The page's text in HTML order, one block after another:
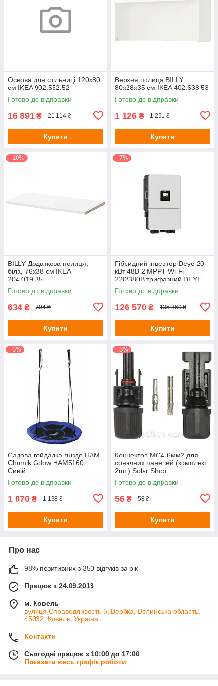
Основа для стільниці 120x80
см IKEA 902.552.52
Готово до відправки
16 891 ₴ 21 114 ₴
Купити
Верхня полиця BILLY
80х28х35 см IKEA 402.638.53
Готово до відправки
1 126 ₴ 1 251 ₴
Купити
–10%
BILLY Додаткова полиця,
біла, 76х38 см IKEA
204.019.35
Готово до відправки
634 ₴ 704 ₴
Купити
–7%
Гібридний інвертор Deye 20
кВт 48В 2 MPPT Wi-Fi
220/380В трифазний DEYE
Готово до відправки
126 570 ₴ 135 369 ₴
Купити
–6%
Садова гойдалка гніздо HAM
Chomik Gdow HAM5160,
Синій
Готово до відправки
1 070 ₴ 1 138 ₴
Купити
–3%
Коннектор MC4-6мм2 для
сонячних панелей (комплект
2шт.) Solar Shop
Готово до відправки
56 ₴ 58 ₴
Купити
Про нас
98% позитивних з 350 відгуків за рік
Працює з 24.09.2013
м. Ковель
вулиця Справедливості, 5, Вербка, Волинська область,
45032, Ковель, Україна
Контакти
Сьогодні працює з 10:00 до 17:00
Показати весь графік роботи